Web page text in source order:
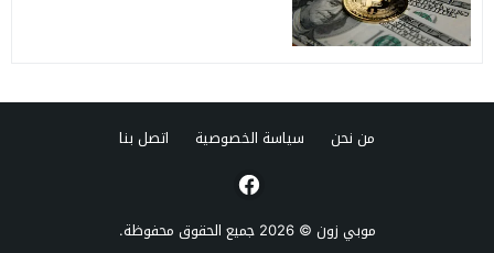
من نحن سياسة الخصوصية اتصل بنا
موبي زون © 2026 جميع الحقوق محفوظة.